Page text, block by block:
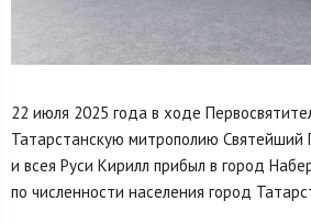
22 июля 2025 года в ходе
Татарстанскую митрополию Святейший
и всея Руси Кирилл прибыл в город
по численности населения город